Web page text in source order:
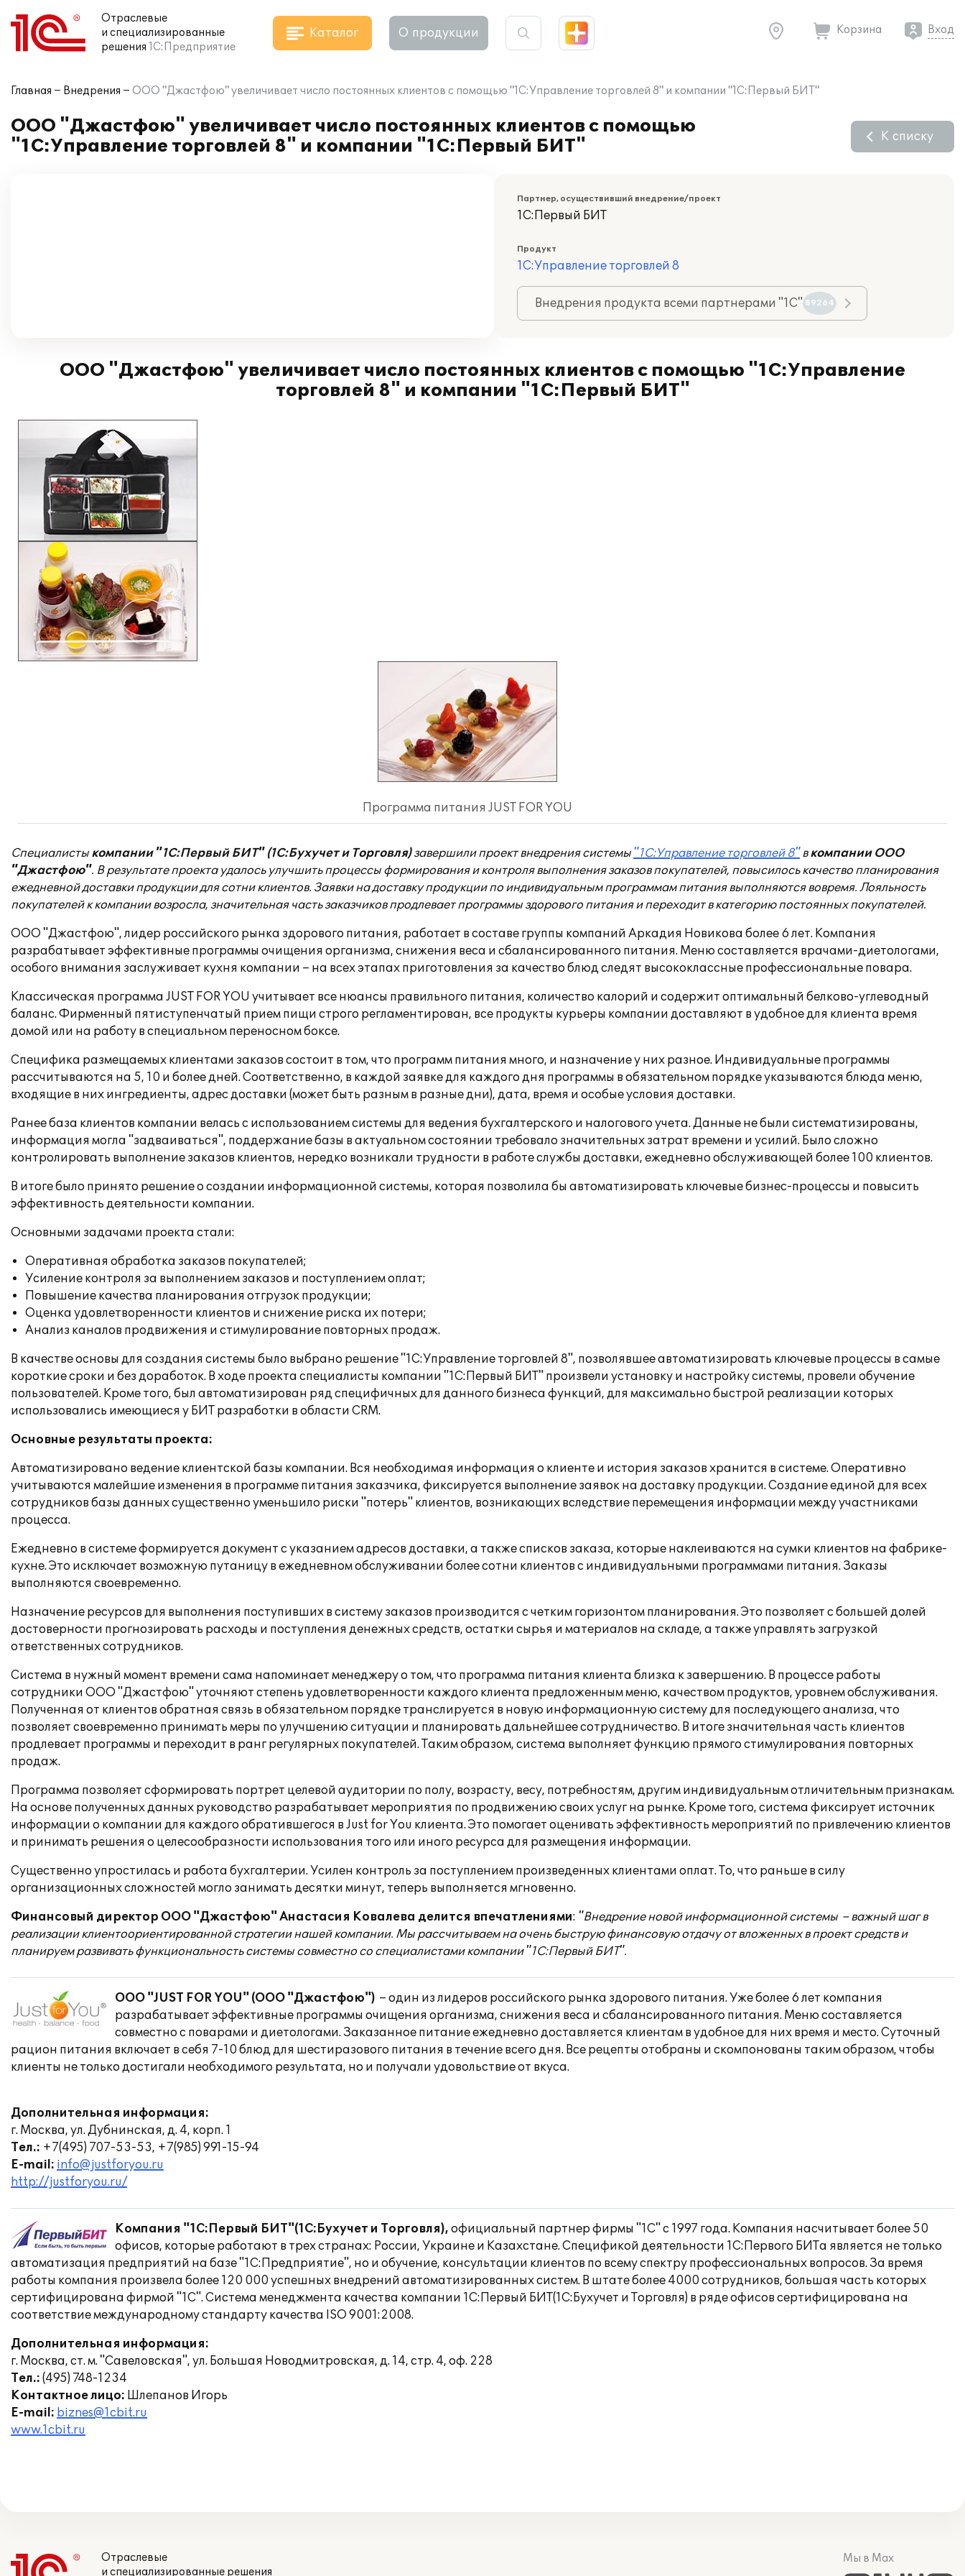
Отраслевые
и специализированные
решения 1С:Предприятие
Каталог О продукции Корзина Вход
Главная Внедрения ООО "Джастфою" увеличивает число постоянных клиентов с помощью "1С:Управление торговлей 8" и компании "1С:Первый БИТ"
ООО "Джастфою" увеличивает число постоянных клиентов с помощью
"1С:Управление торговлей 8" и компании "1С:Первый БИТ"
К списку
Партнер, осуществивший внедрение/проект
1С:Первый БИТ
Продукт
1С:Управление торговлей 8
Внедрения продукта всеми партнерами "1С" 89264
ООО "Джастфою" увеличивает число постоянных клиентов с помощью "1С:Управление
торговлей 8" и компании "1С:Первый БИТ"
Программа питания JUST FOR YOU
Специалисты компании "1С:Первый БИТ" (1С:Бухучет и Торговля)завершили проект внедрения системы "1С:Управление торговлей 8"вкомпании ООО
"Джастфою". В результате проекта удалось улучшить процессы формирования и контроля выполнения заказов покупателей, повысилось качество планирования
ежедневной доставки продукции для сотни клиентов. Заявки на доставку продукции по индивидуальным программам питания выполняются вовремя. Лояльность
покупателей к компании возросла, значительная часть заказчиков продлевает программы здорового питания и переходит в категорию постоянных покупателей.
ООО "Джастфою", лидер российского рынка здорового питания, работает в составе группы компаний Аркадия Новикова более 6 лет. Компания
разрабатывает эффективные программы очищения организма, снижения веса и сбалансированного питания. Меню составляется врачами-диетологами,
особого внимания заслуживает кухня компании – на всех этапах приготовления за качество блюд следят высококлассные профессиональные повара.
Классическая программа JUST FOR YOU учитывает все нюансы правильного питания, количество калорий и содержит оптимальный белково-углеводный
баланс. Фирменный пятиступенчатый прием пищи строго регламентирован, все продукты курьеры компании доставляют в удобное для клиента время
домой или на работу в специальном переносном боксе.
Специфика размещаемых клиентами заказов состоит в том, что программ питания много, и назначение у них разное. Индивидуальные программы
рассчитываются на 5, 10 и более дней. Соответственно, в каждой заявке для каждого дня программы в обязательном порядке указываются блюда меню,
входящие в них ингредиенты, адрес доставки (может быть разным в разные дни), дата, время и особые условия доставки.
Ранее база клиентов компании велась с использованием системы для ведения бухгалтерского и налогового учета. Данные не были систематизированы,
информация могла "задваиваться", поддержание базы в актуальном состоянии требовало значительных затрат времени и усилий. Было сложно
контролировать выполнение заказов клиентов, нередко возникали трудности в работе службы доставки, ежедневно обслуживающей более 100 клиентов.
В итоге было принято решение о создании информационной системы, которая позволила бы автоматизировать ключевые бизнес-процессы и повысить
эффективность деятельности компании.
Основными задачами проекта стали:
Оперативная обработка заказов покупателей;
Усиление контроля за выполнением заказов и поступлением оплат;
Повышение качества планирования отгрузок продукции;
Оценка удовлетворенности клиентов и снижение риска их потери;
Анализ каналов продвижения и стимулирование повторных продаж.
В качестве основы для создания системы было выбрано решение "1С:Управление торговлей 8", позволявшее автоматизировать ключевые процессы в самые
короткие сроки и без доработок. В ходе проекта специалисты компании "1С:Первый БИТ" произвели установку и настройку системы, провели обучение
пользователей. Кроме того, был автоматизирован ряд специфичных для данного бизнеса функций, для максимально быстрой реализации которых
использовались имеющиеся у БИТ разработки в области CRM.
Основные результаты проекта:
Автоматизировано ведение клиентской базы компании. Вся необходимая информация о клиенте и история заказов хранится в системе. Оперативно
учитываются малейшие изменения в программе питания заказчика, фиксируется выполнение заявок на доставку продукции. Создание единой для всех
сотрудников базы данных существенно уменьшило риски "потерь" клиентов, возникающих вследствие перемещения информации между участниками
процесса.
Ежедневно в системе формируется документ с указанием адресов доставки, а также списков заказа, которые наклеиваются на сумки клиентов на фабрике-
кухне. Это исключает возможную путаницу в ежедневном обслуживании более сотни клиентов с индивидуальными программами питания. Заказы
выполняются своевременно.
Назначение ресурсов для выполнения поступивших в систему заказов производится с четким горизонтом планирования. Это позволяет с большей долей
достоверности прогнозировать расходы и поступления денежных средств, остатки сырья и материалов на складе, а также управлять загрузкой
ответственных сотрудников.
Система в нужный момент времени сама напоминает менеджеру о том, что программа питания клиента близка к завершению. В процессе работы
сотрудники ООО "Джастфою" уточняют степень удовлетворенности каждого клиента предложенным меню, качеством продуктов, уровнем обслуживания.
Полученная от клиентов обратная связь в обязательном порядке транслируется в новую информационную систему для последующего анализа, что
позволяет своевременно принимать меры по улучшению ситуации и планировать дальнейшее сотрудничество. В итоге значительная часть клиентов
продлевает программы и переходит в ранг регулярных покупателей. Таким образом, система выполняет функцию прямого стимулирования повторных
продаж.
Программа позволяет сформировать портрет целевой аудитории по полу, возрасту, весу, потребностям, другим индивидуальным отличительным признакам.
На основе полученных данных руководство разрабатывает мероприятия по продвижению своих услуг на рынке. Кроме того, система фиксирует источник
информации о компании для каждого обратившегося в Just for You клиента. Это помогает оценивать эффективность мероприятий по привлечению клиентов
и принимать решения о целесообразности использования того или иного ресурса для размещения информации.
Существенно упростилась и работа бухгалтерии. Усилен контроль за поступлением произведенных клиентами оплат. То, что раньше в силу
организационных сложностей могло занимать десятки минут, теперь выполняется мгновенно.
Финансовый директор ООО "Джастфою" Анастасия Ковалева делится впечатлениями: "Внедрение новой информационной системы – важный шаг в
реализации клиентоориентированной стратегии нашей компании. Мы рассчитываем на очень быструю финансовую отдачу от вложенных в проект средств и
планируем развивать функциональность системы совместно со специалистами компании "1С:Первый БИТ".
ООО "JUST FOR YOU" (ООО "Джастфою") – один из лидеров российского рынка здорового питания. Уже более 6 лет компания
разрабатывает эффективные программы очищения организма, снижения веса и сбалансированного питания. Меню составляется
совместно с поварами и диетологами. Заказанное питание ежедневно доставляется клиентам в удобное для них время и место. Суточный
рацион питания включает в себя 7-10 блюд для шестиразового питания в течение всего дня. Все рецепты отобраны и скомпонованы таким образом, чтобы
клиенты не только достигали необходимого результата, но и получали удовольствие от вкуса.
Дополнительная информация:
г. Москва, ул. Дубнинская, д. 4, корп. 1
Тел.: +7(495) 707-53-53, +7(985) 991-15-94
E-mail: info@justforyou.ru
http://justforyou.ru/
Компания "1С:Первый БИТ"(1С:Бухучет и Торговля), официальный партнер фирмы "1С" с 1997 года. Компания насчитывает более 50
офисов, которые работают в трех странах: России, Украине и Казахстане. Спецификой деятельности 1С:Первого БИТа является не только
автоматизация предприятий на базе "1С:Предприятие", но и обучение, консультации клиентов по всему спектру профессиональных вопросов. За время
работы компания произвела более 120 000 успешных внедрений автоматизированных систем. В штате более 4000 сотрудников, большая часть которых
сертифицирована фирмой "1С". Система менеджмента качества компании 1С:Первый БИТ(1С:Бухучет и Торговля) в ряде офисов сертифицирована на
соответствие международному стандарту качества ISO 9001:2008.
Дополнительная информация:
г. Москва, ст. м. "Савеловская", ул. Большая Новодмитровская, д. 14, стр. 4, оф. 228
Тел.: (495) 748-1234
Контактное лицо: Шлепанов Игорь
Е-mail: biznes@1cbit.ru
www.1cbit.ru
Отраслевые
и специализированные решения
Мы в Max